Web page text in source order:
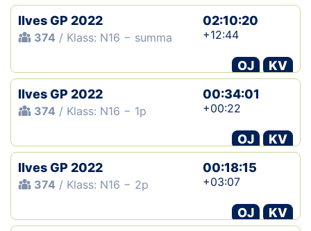
Ilves GP 2022
374 / Klass: N16 − summa
02:10:20
+12:44
OJ
KV
Ilves GP 2022
374 / Klass: N16 − 1p
00:34:01
+00:22
OJ
KV
Ilves GP 2022
374 / Klass: N16 − 2p
00:18:15
+03:07
OJ
KV